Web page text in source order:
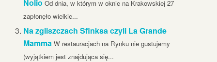
Nolio Od dnia, w którym w oknie na Krakowskiej 27
zapłonęło wielkie...
Na zgliszczach Sfinksa czyli La Grande
Mamma W restauracjach na Rynku nie gustujemy
(wyjątkiem jest znajdująca się...